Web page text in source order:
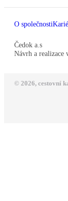
O společnosti
Čedok a.s
Návrh a realizace
© 2026, cestovní